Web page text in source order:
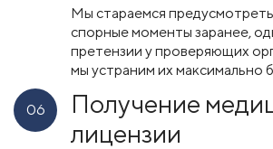
Мы стараемся
спорные моменты заранее,
претензии у проверяющих
мы устраним их максимально
06
Получение
лицензии